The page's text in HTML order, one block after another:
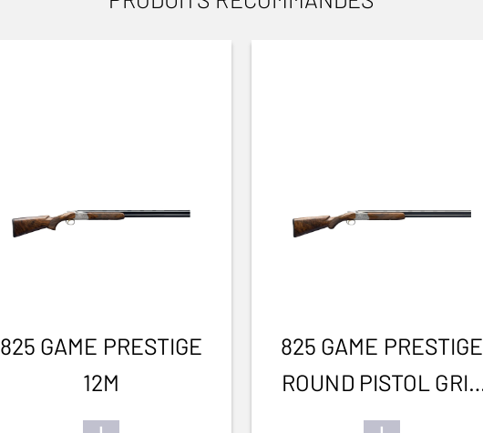
825 GAME PRESTIGE
12M
825 GAME PRESTIGE
ROUND PISTOL GRIP
12M